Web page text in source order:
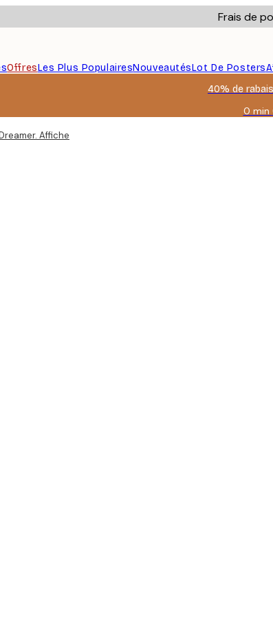
Frais de
OffresLes Plus PopulairesNouveautésLot De Posters
40% de
0 min
Affiche